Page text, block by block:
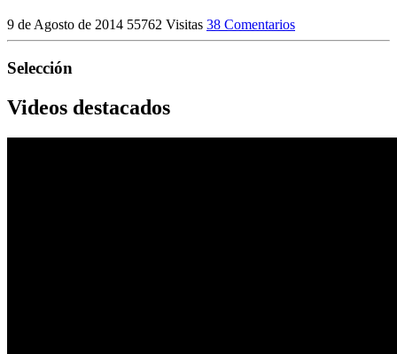
9 de Agosto de 2014 55762 Visitas 38 Comentarios
Selección
Videos destacados